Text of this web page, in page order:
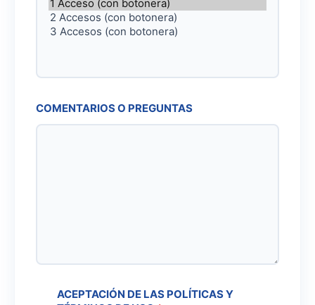
COMENTARIOS O PREGUNTAS
ACEPTACIÓN DE LAS POLÍTICAS Y